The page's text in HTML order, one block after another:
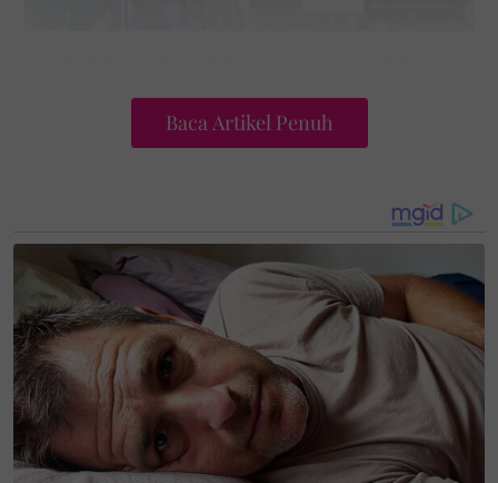
dewasa, mummy harap kamu akan membaca tulisan
ini dan memahami perjalanan yang telah mummy
Baca Artikel Penuh